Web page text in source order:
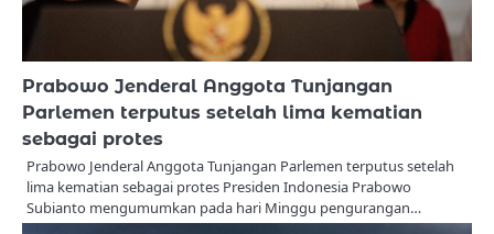
Prabowo Jenderal Anggota Tunjangan
Parlemen terputus setelah lima kematian
sebagai protes
Prabowo Jenderal Anggota Tunjangan Parlemen terputus setelah
lima kematian sebagai protes Presiden Indonesia Prabowo
Subianto mengumumkan pada hari Minggu pengurangan…